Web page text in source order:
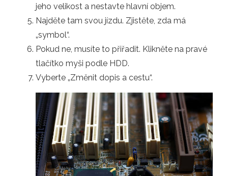
jeho velikost a nestavte hlavní objem.
Najděte tam svou jízdu. Zjistěte, zda má
„symbol“.
Pokud ne, musíte to přiřadit. Klikněte na pravé
tlačítko myši podle HDD.
Vyberte „Změnit dopis a cestu“.